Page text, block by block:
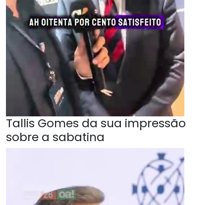
Tallis Gomes da sua impressão
sobre a sabatina